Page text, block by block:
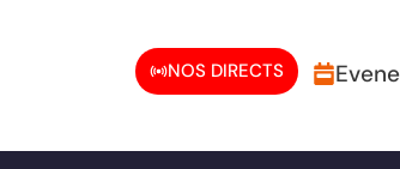
NOS DIRECTS